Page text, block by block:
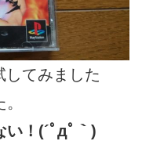
してみました
！(´ﾟдﾟ｀)